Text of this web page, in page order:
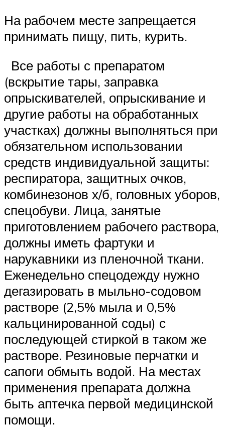
На рабочем месте запрещается
принимать пищу, пить, курить.
Все работы с препаратом
(вскрытие тары, заправка
опрыскивателей, опрыскивание и
другие работы на обработанных
участках) должны выполняться при
обязательном использовании
средств индивидуальной защиты:
респиратора, защитных очков,
комбинезонов х/б, головных уборов,
спецобуви. Лица, занятые
приготовлением рабочего раствора,
должны иметь фартуки и
нарукавники из пленочной ткани.
Еженедельно спецодежду нужно
дегазировать в мыльно-содовом
растворе (2,5% мыла и 0,5%
кальцинированной соды) с
последующей стиркой в таком же
растворе. Резиновые перчатки и
сапоги обмыть водой. На местах
применения препарата должна
быть аптечка первой медицинской
помощи.